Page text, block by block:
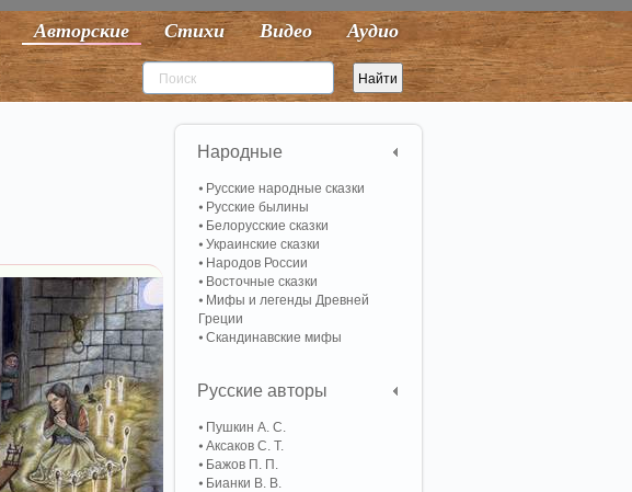
Авторские Стихи Видео Аудио
Народные
Русские народные сказки
Русские былины
Белорусские сказки
Украинские сказки
Народов России
Восточные сказки
Мифы и легенды Древней
Греции
Скандинавские мифы
Русские авторы
Пушкин А. С.
Аксаков С. Т.
Бажов П. П.
Бианки В. В.